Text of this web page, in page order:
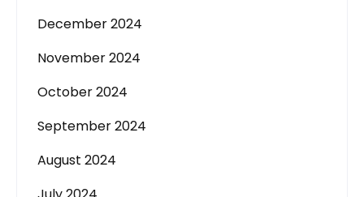
December 2024
November 2024
October 2024
September 2024
August 2024